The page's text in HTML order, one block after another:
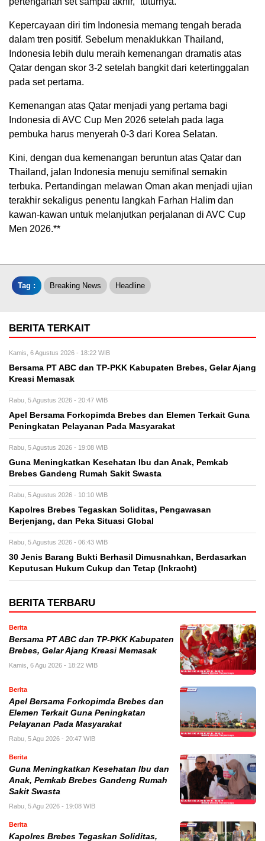
Kepercayaan diri tim Indonesia memang tengah berada
dalam tren positif. Sebelum menaklukkan Thailand,
Indonesia lebih dulu meraih kemenangan dramatis atas
Qatar dengan skor 3-2 setelah bangkit dari ketertinggalan
pada set pertama.
Kemenangan atas Qatar menjadi yang pertama bagi
Indonesia di AVC Cup Men 2026 setelah pada laga
pembuka harus menyerah 0-3 dari Korea Selatan.
Kini, dengan dua kemenangan beruntun atas Qatar dan
Thailand, jalan Indonesia menuju semifinal semakin
terbuka. Pertandingan melawan Oman akan menjadi ujian
terakhir sekaligus penentu langkah Farhan Halim dan
kawan-kawan untuk melanjutkan perjalanan di AVC Cup
Men 2026.**
Tag : Breaking News Headline
BERITA TERKAIT
Kamis, 6 Agustus 2026 - 18:22 WIB
Bersama PT ABC dan TP-PKK Kabupaten Brebes, Gelar Ajang
Kreasi Memasak
Rabu, 5 Agustus 2026 - 20:47 WIB
Apel Bersama Forkopimda Brebes dan Elemen Terkait Guna
Peningkatan Pelayanan Pada Masyarakat
Rabu, 5 Agustus 2026 - 19:08 WIB
Guna Meningkatkan Kesehatan Ibu dan Anak, Pemkab
Brebes Gandeng Rumah Sakit Swasta
Rabu, 5 Agustus 2026 - 10:10 WIB
Kapolres Brebes Tegaskan Soliditas, Pengawasan
Berjenjang, dan Peka Situasi Global
Rabu, 5 Agustus 2026 - 06:43 WIB
30 Jenis Barang Bukti Berhasil Dimusnahkan, Berdasarkan
Keputusan Hukum Cukup dan Tetap (Inkracht)
BERITA TERBARU
Berita
Bersama PT ABC dan TP-PKK Kabupaten
Brebes, Gelar Ajang Kreasi Memasak
Kamis, 6 Agu 2026 - 18:22 WIB
Berita
Apel Bersama Forkopimda Brebes dan
Elemen Terkait Guna Peningkatan
Pelayanan Pada Masyarakat
Rabu, 5 Agu 2026 - 20:47 WIB
Berita
Guna Meningkatkan Kesehatan Ibu dan
Anak, Pemkab Brebes Gandeng Rumah
Sakit Swasta
Rabu, 5 Agu 2026 - 19:08 WIB
Berita
Kapolres Brebes Tegaskan Soliditas,